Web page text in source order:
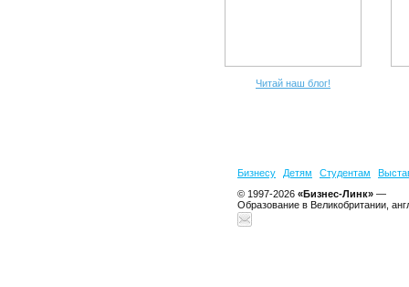
Читай наш блог!
Бизнесу Детям Студентам
© 1997-2026 «Бизнес-Линк» —
Образование в Великобритании,